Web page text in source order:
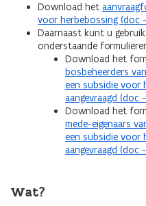
Download het
voor herbebossing (doc
Daarnaast kunt u
onderstaande
Download het
bosbeheerders
een subsidie voor
aangevraagd (doc -
Download het
mede-eigenaars
een subsidie voor
aangevraagd (doc -
Wat?